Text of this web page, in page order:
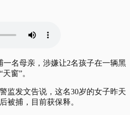
一名母亲，涉嫌让2名孩子在一辆黑
窗”。
监发文告说，这名30岁的女子昨天
被捕，目前获保释。